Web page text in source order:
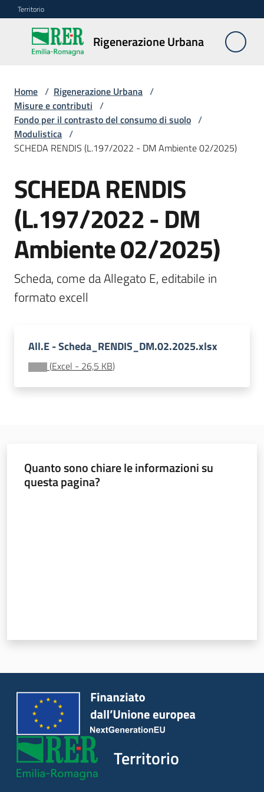
Vai al contenuto
Vai alla navigazione
Vai al footer
Territorio
Rigenerazione Urbana
Rigenerazione
Urbana
Misure
e
contributi
Menu selezionato
Divulgazione
Norme
e
atti
Argomenti
Progetti
Home / Rigenerazione Urbana /
Misure e contributi /
Fondo per il contrasto del consumo di suolo /
Modulistica /
SCHEDA RENDIS (L.197/2022 - DM Ambiente 02/2025)
SCHEDA RENDIS
(L.197/2022 - DM
Ambiente 02/2025)
Scheda, come da Allegato E, editabile in
All.E - Scheda_RENDIS_DM.02.2025.xlsx
(Excel - 26,5 KB)
Quanto sono chiare le informazioni su
questa pagina?
Territorio